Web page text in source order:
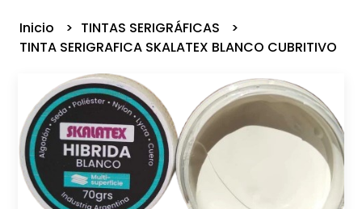
Inicio
TINTAS SERIGRÁFICAS
TINTA SERIGRAFICA SKALATEX BLANCO CUBRITIVO